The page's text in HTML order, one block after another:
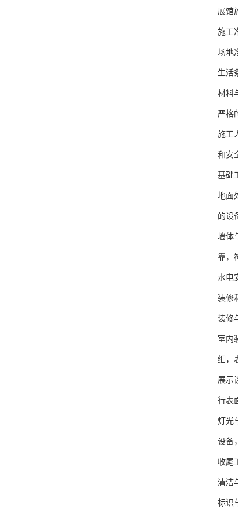
展馆
施工
场地
生活
材料
严格
施工
和安
基础
地面
的设
墙体
靠，
水电
装修
装修
室内
细，
展示
行表
灯光
设备
收尾
清洁
标识